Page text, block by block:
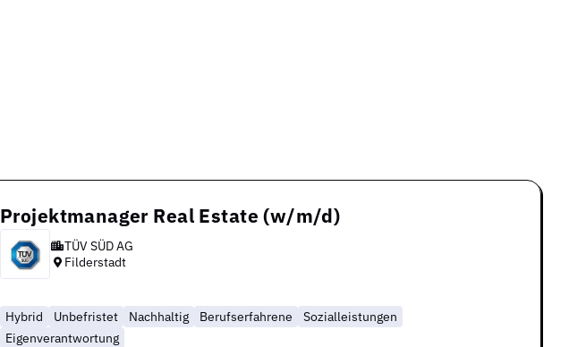
Projektmanager Real Estate (w/m/d)
TÜV SÜD AG
Filderstadt
Hybrid Unbefristet Nachhaltig Berufserfahrene
Sozialleistungen
Eigenverantwortung